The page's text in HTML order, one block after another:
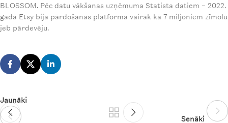
BLOSSOM. Pēc datu vākšanas uzņēmuma Statista datiem – 2022.
gadā Etsy bija pārdošanas platforma vairāk kā 7 miljoniem zīmolu
jeb pārdevēju.
Jaunāki
Senāki